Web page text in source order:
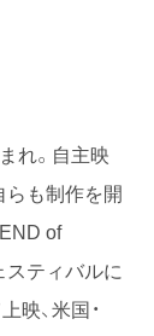
れ。自主映
らも制作を開
of
ティバルに
映、米国・